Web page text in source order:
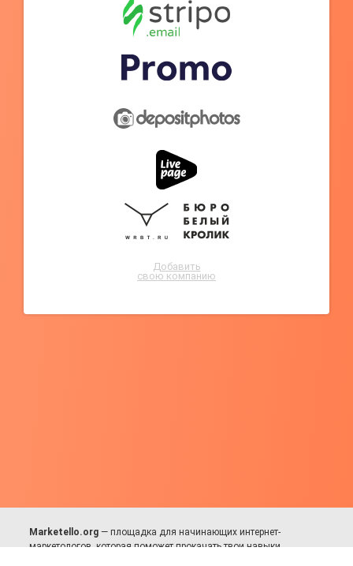
Добавить
свою компанию
Marketello.org — площадка для начинающих интернет-
маркетологов, которая поможет прокачать твои навыки.